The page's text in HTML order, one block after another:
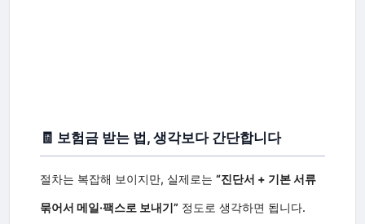
🧾 보험금 받는 법, 생각보다 간단합니다
절차는 복잡해 보이지만, 실제로는 “진단서 + 기본 서류
묶어서 메일·팩스로 보내기”정도로 생각하면 됩니다.